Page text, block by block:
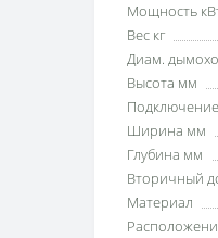
Мощность
Вес кг
Диам.
Высота мм
Ширина мм
Глубина мм
Вторичный
Материал